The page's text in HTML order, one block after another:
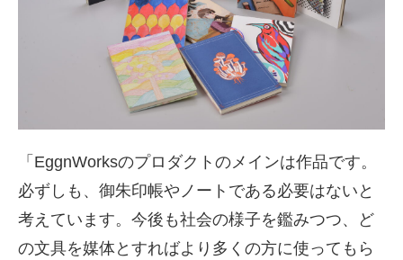
「EggnWorksのプロダクトのメインは作品です。
必ずしも、御朱印帳やノートである必要はないと
考えています。今後も社会の様子を鑑みつつ、ど
の文具を媒体とすればより多くの方に使ってもら